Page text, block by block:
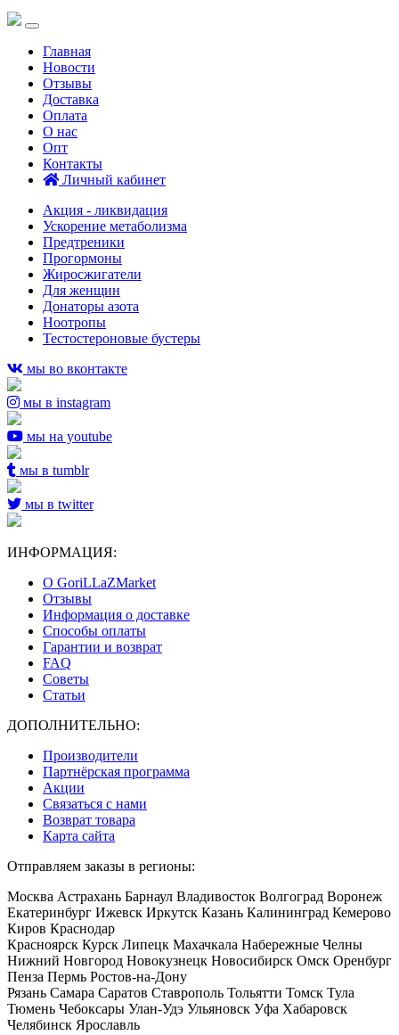
Главная
Новости
Отзывы
Доставка
Оплата
О нас
Опт
Контакты
Личный кабинет
Акция - ликвидация
Ускорение метаболизма
Предтреники
Прогормоны
Жиросжигатели
Для женщин
Донаторы азота
Ноотропы
Тестостероновые бустеры
мы во вконтакте
мы в instagram
мы на youtube
мы в tumblr
мы в twitter
ИНФОРМАЦИЯ:
О GoriLLaZMarket
Отзывы
Информация о доставке
Способы оплаты
Гарантии и возврат
FAQ
Советы
Статьи
ДОПОЛНИТЕЛЬНО:
Производители
Партнёрская программа
Акции
Связаться с нами
Возврат товара
Карта сайта
Отправляем заказы в регионы:
Москва Астрахань Барнаул Владивосток Волгоград Воронеж
Екатеринбург Ижевск Иркутск Казань Калининград Кемерово
Киров Краснодар
Красноярск Курск Липецк Махачкала Набережные Челны
Нижний Новгород Новокузнецк Новосибирск Омск Оренбург
Пенза Пермь Ростов-на-Дону
Рязань Самара Саратов Ставрополь Тольятти Томск Тула
Тюмень Чебоксары Улан-Удэ Ульяновск Уфа Хабаровск
Челябинск Ярославль